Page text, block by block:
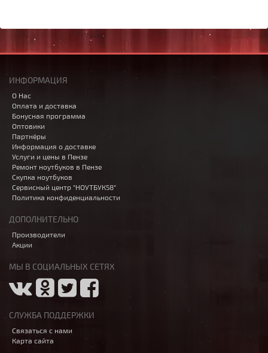
ИНФОРМАЦИЯ
О Нас
Оплата и доставка
Бонусная программа
Оптовики
Партнёры
Информация о доставке
Услуги и цены в Пензе
Ремонт ноутбуков в Пензе
Скупка ноутбуков
Сервисный центр "НОУТБУК58"
Политика конфиденциальности
ДОПОЛНИТЕЛЬНО
Производители
Акции
МЫ В СОЦИАЛЬНЫХ СЕТЯХ
СЛУЖБА ПОДДЕРЖКИ
Связаться с нами
Карта сайта